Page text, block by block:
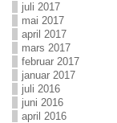
juli 2017
mai 2017
april 2017
mars 2017
februar 2017
januar 2017
juli 2016
juni 2016
april 2016